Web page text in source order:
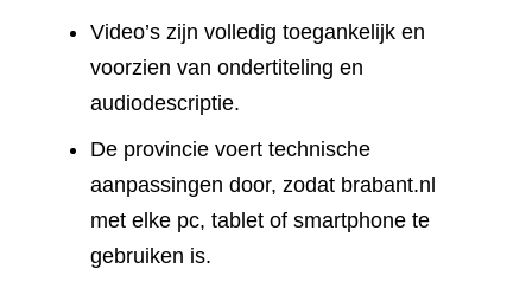
Video’s zijn volledig toegankelijk en
voorzien van ondertiteling en
audiodescriptie.
De provincie voert technische
aanpassingen door, zodat brabant.nl
met elke pc, tablet of smartphone te
gebruiken is.